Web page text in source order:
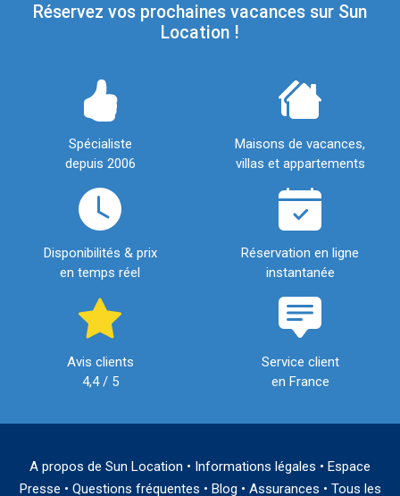
Réservez vos prochaines vacances sur Sun
Location !
Spécialiste
depuis 2006
Maisons de vacances,
villas et appartements
Disponibilités & prix
en temps réel
Réservation en ligne
instantanée
Avis clients
4,4 / 5
Service client
en France
A propos de Sun Location • Informations légales • Espace
Presse • Questions fréquentes • Blog • Assurances • Tous les